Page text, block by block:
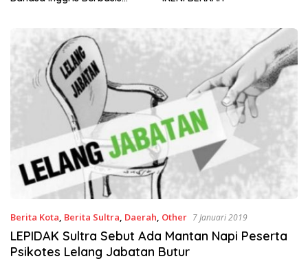
Berita Kota, Berita Sultra, Daerah, Other 7 Januari 2019
LEPIDAK Sultra Sebut Ada Mantan Napi Peserta
Psikotes Lelang Jabatan Butur